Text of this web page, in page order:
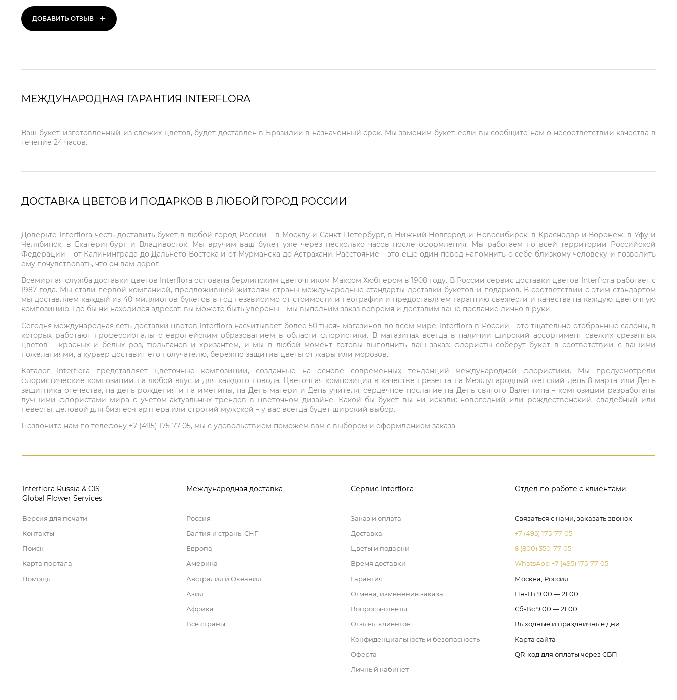
ДОБАВИТЬ ОТЗЫВ +
МЕЖДУНАРОДНАЯ ГАРАНТИЯ INTERFLORA
Ваш букет, изготовленный из свежих цветов, будет доставлен в Бразилии в назначенный срок. Мы заменим букет, если вы сообщите нам о несоответствии качества в
течение 24 часов.
ДОСТАВКА ЦВЕТОВ И ПОДАРКОВ В ЛЮБОЙ ГОРОД РОССИИ
Доверьте Interflora честь доставить букет в любой город России – в Москву и Санкт-Петербург, в Нижний Новгород и Новосибирск, в Краснодар и Воронеж, в Уфу и
Челябинск, в Екатеринбург и Владивосток. Мы вручим ваш букет уже через несколько часов после оформления. Мы работаем по всей территории Российской
Федерации – от Калининграда до Дальнего Востока и от Мурманска до Астрахани. Расстояние – это еще один повод напомнить о себе близкому человеку и позволить
ему почувствовать, что он вам дорог.
Всемирная служба доставки цветов Interflora основана берлинским цветочником Максом Хюбнером в 1908 году. В России сервис доставки цветов Interflora работает с
1987 года. Мы стали первой компанией, предложившей жителям страны международные стандарты доставки букетов и подарков. В соответствии с этим стандартом
мы доставляем каждый из 40 миллионов букетов в год независимо от стоимости и географии и предоставляем гарантию свежести и качества на каждую цветочную
композицию. Где бы ни находился адресат, вы можете быть уверены – мы выполним заказ вовремя и доставим ваше послание лично в руки
Сегодня международная сеть доставки цветов Interflora насчитывает более 50 тысяч магазинов во всем мире. Interflora в России – это тщательно отобранные салоны, в
которых работают профессионалы с европейским образованием в области флористики. В магазинах всегда в наличии широкий ассортимент свежих срезанных
цветов – красных и белых роз, тюльпанов и хризантем, и мы в любой момент готовы выполнить ваш заказ: флористы соберут букет в соответствии с вашими
пожеланиями, а курьер доставит его получателю, бережно защитив цветы от жары или морозов.
Каталог Interflora представляет цветочные композиции, созданные на основе современных тенденций международной флористики. Мы предусмотрели
флористические композиции на любой вкус и для каждого повода. Цветочная композиция в качестве презента на Международный женский день 8 марта или День
защитника отечества, на день рождения и на именины, на День матери и День учителя, сердечное послание на День святого Валентина – композиции разработаны
лучшими флористами мира с учетом актуальных трендов в цветочном дизайне. Какой бы букет вы ни искали: новогодний или рождественский, свадебный или
невесты, деловой для бизнес-партнера или строгий мужской – у вас всегда будет широкий выбор.
Позвоните нам по телефону +7 (495) 175-77-05, мы с удовольствием поможем вам с выбором и оформлением заказа.
Interflora Russia & CIS
Global Flower Services
Версия для печати
Контакты
Поиск
Карта портала
Помощь
Международная доставка
Россия
Балтия и страны СНГ
Европа
Америка
Австралия и Океания
Азия
Африка
Все страны
Сервис Interflora
Заказ и оплата
Доставка
Цветы и подарки
Время доставки
Гарантия
Отмена, изменение заказа
Вопросы-ответы
Отзывы клиентов
Конфиденциальность и безопасность
Оферта
Личный кабинет
Отдел по работе с клиентами
Связаться с нами, заказать звонок
+7 (495) 175-77-05
8 (800) 350-77-05
WhatsApp +7 (495) 175-77-05
Москва, Россия
Пн-Пт 9:00 — 21:00
Сб-Вс 9:00 — 21:00
Выходные и праздничные дни
Карта сайта
QR-код для оплаты через СБП